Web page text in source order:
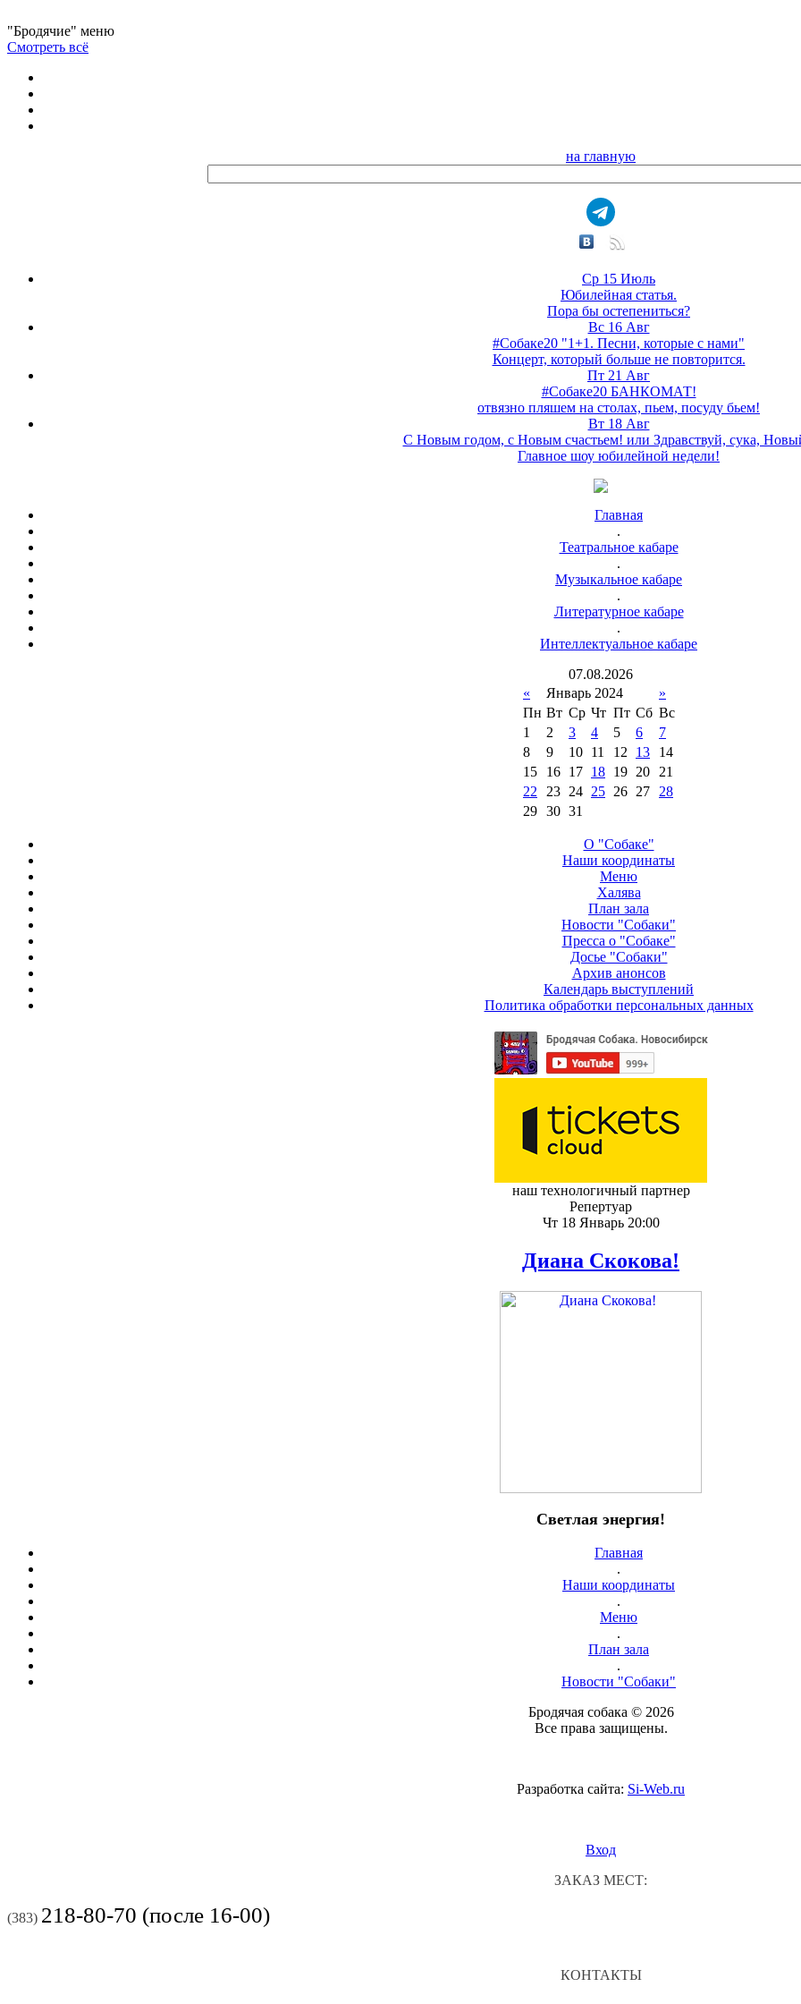
"Бродячие" меню
Смотреть всё
на главную
Ср 15 Июль
Юбилейная статья.
Пора бы остепениться?
Вс 16 Авг
#Собаке20 "1+1. Песни, которые с нами"
Концерт, который больше не повторится.
Пт 21 Авг
#Собаке20 БАНКОМАТ!
отвязно пляшем на столах, пьем, посуду бьем!
Вт 18 Авг
С Новым годом, с Новым счастьем! или Здравствуй, сука,
Главное шоу юбилейной недели!
Главная
.
Театральное кабаре
.
Музыкальное кабаре
.
Литературное кабаре
.
Интеллектуальное кабаре
07.08.2026
«
Январь 2024
»
Пн Вт Ср Чт Пт Сб Вс
1
2 3 4 5 6
7
8
9 10 11 12 13
14
15
16 17 18 19 20
21
22
23 24 25 26 27
28
29 30 31
О "Собаке"
Наши координаты
Меню
Халява
План зала
Новости "Собаки"
Пресса о "Собаке"
Досье "Собаки"
Архив анонсов
Календарь выступлений
Политика обработки персональных данных
наш технологичный партнер
Репертуар
Чт 18 Январь 20:00
Диана Скокова!
Светлая энергия!
Главная
.
Наши координаты
.
Меню
.
План зала
.
Новости "Собаки"
Бродячая собака © 2026
Все права защищены.
Разработка сайта: Si-Web.ru
Вход
ЗАКАЗ МЕСТ:
(383) 218-80-70 (после 16-00)
КОНТАКТЫ